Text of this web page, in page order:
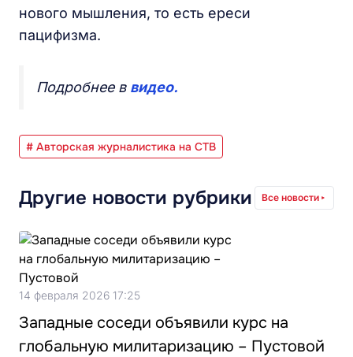
нового мышления, то есть ереси
пацифизма.
Подробнее в видео.
# Авторская журналистика на СТВ
Другие новости рубрики Все новости
14 февраля 2026 17:25
Западные соседи объявили курс на
глобальную милитаризацию – Пустовой